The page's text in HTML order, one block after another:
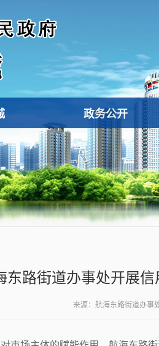
政务公开
东路街道办事处开展信
来源：航海东路街道办事